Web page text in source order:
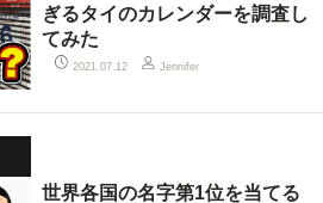
ぎるタイのカレンダーを調査し
てみた
2021.07.12 Jennifer
世界各国の名字第1位を当てる